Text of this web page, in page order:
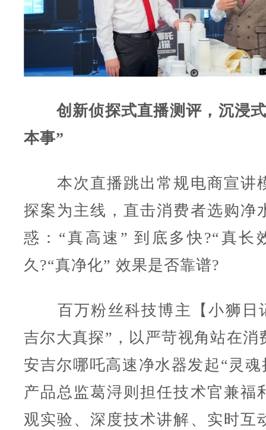
创新侦探式直播测评，沉浸
本事”
本次直播跳出常规电商宣讲
探案为主线，直击消费者选购净
惑：“真高速” 到底多快?“真长
久?“真净化” 效果是否靠谱?
百万粉丝科技博主【小狮日
吉尔大真探”，以严苛视角站在消
安吉尔哪吒高速净水器发起“灵
产品总监葛浔则担任技术官兼福
观实验、深度技术讲解、实时互